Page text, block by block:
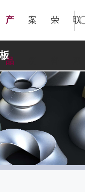
产
品
案 荣
联
旗下公司名称四